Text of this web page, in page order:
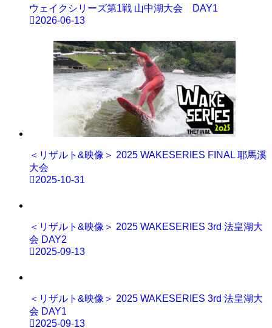
ウェイクシリーズ第1戦 山中湖大会 DAY1
2026-06-13
＜リザルト&映像＞ 2025 WAKESERIES FINAL 耶馬溪
大会
2025-10-31
＜リザルト&映像＞ 2025 WAKESERIES 3rd 法皇湖大
会 DAY2
2025-09-13
＜リザルト&映像＞ 2025 WAKESERIES 3rd 法皇湖大
会 DAY1
2025-09-13